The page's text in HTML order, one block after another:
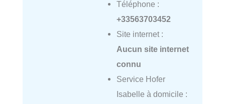
Téléphone :
+33563703452
Site internet :
Aucun site internet
connu
Service Hofer
Isabelle à domicile :